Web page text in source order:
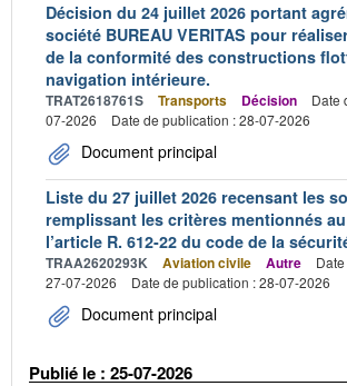
Décision du 24 juillet 2026 portant
société BUREAU VERITAS pour
de la conformité des constructions
navigation intérieure.
TRAT2618761S Transports Décision
Date
07-2026
Date de publication : 28-07-2026
Document principal
Liste du 27 juillet 2026 recensant les
remplissant les critères mentionnés
l’article R. 612-22 du code de la
TRAA2620293K Aviation civile Autre
27-07-2026
Date de publication : 28-07-2026
Document principal
Publié le : 25-07-2026